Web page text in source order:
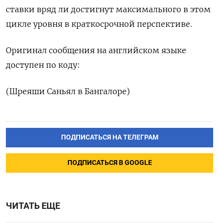
ставки вряд ли достигнут максимального в этом
цикле уровня в краткосрочной перспективе.
Оригинал сообщения на английском языке
доступен по коду:
(Шреяши Саньял в Бангалоре)
ПОДПИСАТЬСЯ НА ТЕЛЕГРАМ
ПОДПИСАТЬСЯ В GOOGLE
ЧИТАТЬ ЕЩЕ